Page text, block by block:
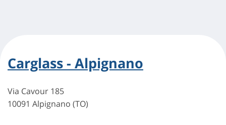
Carglass - Alpignano
Via Cavour 185
10091 Alpignano (TO)